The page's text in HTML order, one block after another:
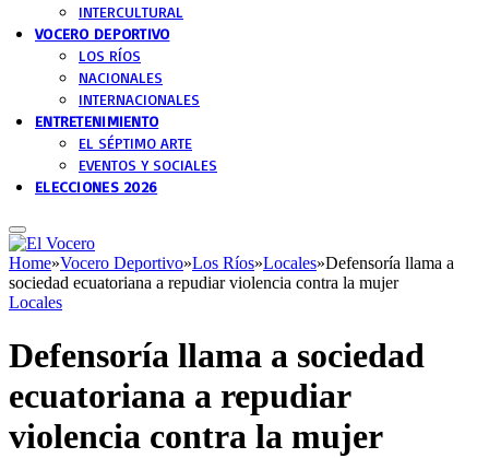
INTERCULTURAL
VOCERO DEPORTIVO
LOS RÍOS
NACIONALES
INTERNACIONALES
ENTRETENIMIENTO
EL SÉPTIMO ARTE
EVENTOS Y SOCIALES
ELECCIONES 2026
Home»Vocero Deportivo»Los Ríos»Locales»Defensoría llama a
sociedad ecuatoriana a repudiar violencia contra la mujer
Locales
Defensoría llama a sociedad
ecuatoriana a repudiar
violencia contra la mujer